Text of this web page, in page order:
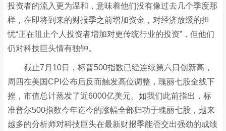
投资者的流入更为温和，意味着他们没有像过去几个季度那
样，在即将到来的财报季之前增加资金，对经济放缓的担
忧“正在阻止个人投资者增加对更传统行业的投资”，但他们
仍对科技巨头情有独钟。
截止7月10日，标普500指数已经连续第六日创新高，
周四在美国CPI公布后反而触发高位调整，瑰丽七股全线下
挫，市值总计蒸发了近6000亿美元。如我们此前指出，标
准普尔500指数今年迄今的涨幅全部归功于瑰丽七股，越来
越多的分析师对科技巨头在最新财报季能否交出强劲的成绩